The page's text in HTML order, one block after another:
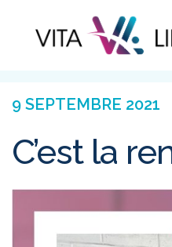
9 SEPTEMBRE 2021
C’est la